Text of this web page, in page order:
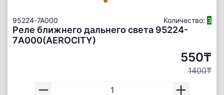
95224-7A000 Количество: 3
Реле ближнего дальнего света 95224-
7A000(AEROCITY)
550₸
1400₸